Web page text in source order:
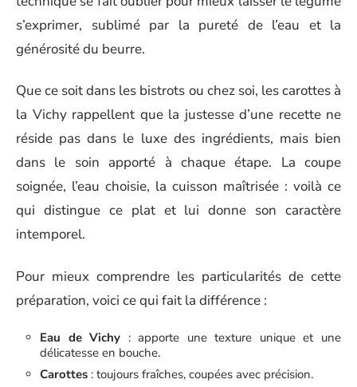
s’exprimer, sublimé par la pureté de l’eau et la
générosité du beurre.
Que ce soit dans les bistrots ou chez soi, les carottes à
la Vichy rappellent que la justesse d’une recette ne
réside pas dans le luxe des ingrédients, mais bien
dans le soin apporté à chaque étape. La coupe
soignée, l’eau choisie, la cuisson maîtrisée : voilà ce
qui distingue ce plat et lui donne son caractère
intemporel.
Pour mieux comprendre les particularités de cette
préparation, voici ce qui fait la différence :
Eau de Vichy : apporte une texture unique et une
délicatesse en bouche.
Carottes : toujours fraîches, coupées avec précision.